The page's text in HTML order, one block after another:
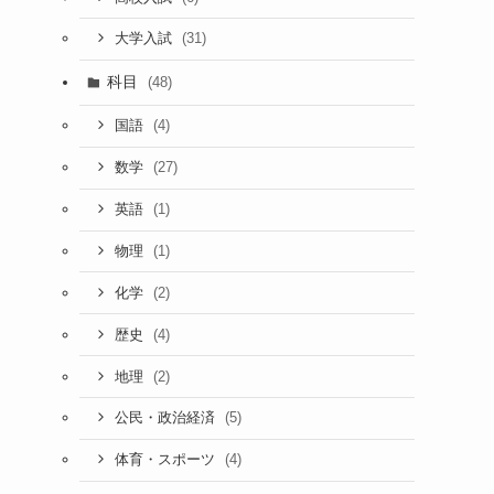
大学入試 (31)
科目 (48)
国語 (4)
数学 (27)
英語 (1)
物理 (1)
化学 (2)
歴史 (4)
地理 (2)
公民・政治経済 (5)
体育・スポーツ (4)